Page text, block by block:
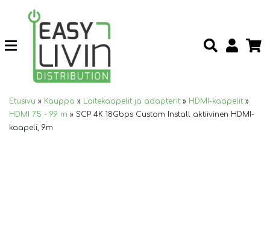
Etusivu » Kauppa » Laitekaapelit ja adapterit » HDMI-kaapelit »
HDMI 7.5 - 9.9 m » SCP 4K 18Gbps Custom Install aktiivinen HDMI-
kaapeli, 9m